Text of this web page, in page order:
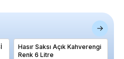
Hasır Saksı Açık Kahverengi
Renk 6 Litre